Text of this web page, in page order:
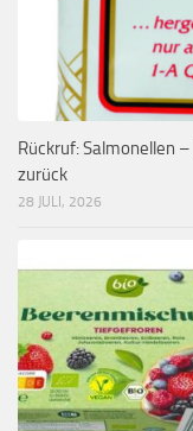
Rückruf: Salmonellen
zurück
28 JULI, 2026